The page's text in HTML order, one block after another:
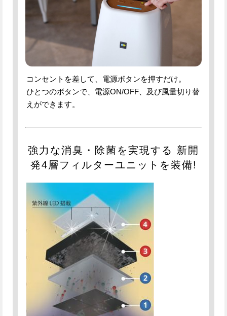
コンセントを差して、電源ボタンを押すだけ。
ひとつのボタンで、電源ON/OFF、及び風量切り替
えができます。
強力な消臭・除菌を実現する 新開
発4層フィルターユニットを装備!